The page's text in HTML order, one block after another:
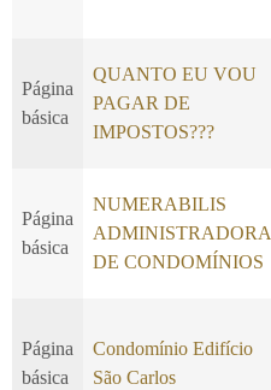
Página
básica
QUANTO EU VOU
PAGAR DE
IMPOSTOS???
Página
básica
NUMERABILIS
ADMINISTRADORA
DE CONDOMÍNIOS
Página
básica
Condomínio Edifício
São Carlos